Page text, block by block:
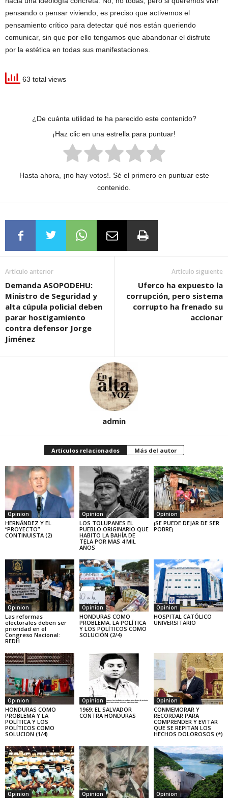
pensando o pensar viviendo, es preciso que activemos el
pensamiento crítico para detectar qué nos están queriendo
comunicar, sin que por ello tengamos que abandonar el disfrute
por la estética en todas sus manifestaciones.
63 total views
¿De cuánta utilidad te ha parecido este contenido?
¡Haz clic en una estrella para puntuar!
Hasta ahora, ¡no hay votos!. Sé el primero en puntuar este
contenido.
Artículo anterior
Demanda ASOPODEHU:
Ministro de Seguridad y
alta cúpula policial deben
parar hostigamiento
contra defensor Jorge
Jiménez
Artículo siguiente
Uferco ha expuesto la
corrupción, pero sistema
corrupto ha frenado su
accionar
admin
Artículos relacionados Más del autor
Opinion
HERNÁNDEZ Y EL
“PROYECTO”
CONTINUISTA (2)
Opinion
LOS TOLUPANES EL
PUEBLO ORIGINARIO QUE
HABITO LA BAHÍA DE
TELA POR MAS 4 MIL
AÑOS
Opinion
¡SE PUEDE DEJAR DE SER
POBRE¡
Opinion
Las reformas
electorales deben ser
prioridad en el
Congreso Nacional:
REDH
Opinion
HONDURAS COMO
PROBLEMA, LA POLÍTICA
Y LOS POLÍTICOS COMO
SOLUCIÓN (2/4)
Opinion
HOSPITAL CATÓLICO
UNIVERSITARIO
Opinion
HONDURAS COMO
PROBLEMA Y LA
POLÍTICA Y LOS
POLÍTICOS COMO
SOLUCION (1/4)
Opinion
1969: EL SALVADOR
CONTRA HONDURAS
Opinion
CONMEMORAR Y
RECORDAR PARA
COMPRENDER Y EVITAR
QUE SE REPITAN LOS
HECHOS DOLOROSOS (*)
Opinion Opinion Opinion